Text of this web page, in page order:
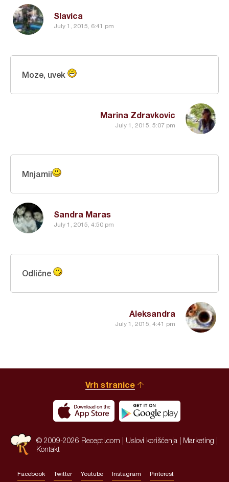
Slavica
July 1, 2015, 6:41 pm
Marina Zdravkovic
July 1, 2015, 5:07 pm
Moze, uvek
Sandra Maras
July 1, 2015, 4:50 pm
Mnjamii
Aleksandra
July 1, 2015, 4:41 pm
Odlične
Vrh stranice
© 2009-2026 Recepti.com | Uslovi korišćenja Marketing
Kontakt
Facebook Twitter Youtube Instagram Pinterest